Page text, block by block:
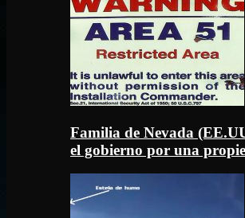
Familia de Nevada
el gobierno por una